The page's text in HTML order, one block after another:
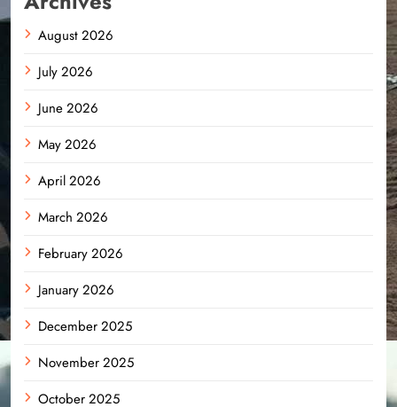
August 2026
July 2026
June 2026
May 2026
April 2026
March 2026
February 2026
January 2026
December 2025
November 2025
October 2025